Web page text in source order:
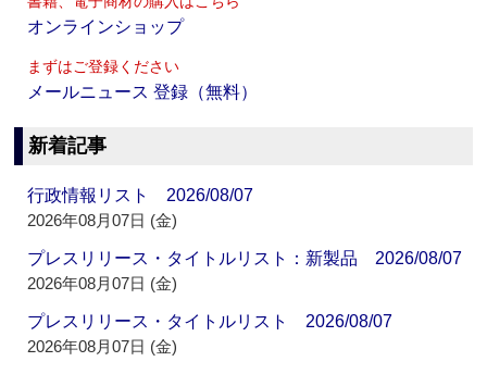
オンラインショップ
まずはご登録ください
メールニュース 登録（無料）
新着記事
行政情報リスト 2026/08/07
2026年08月07日 (金)
プレスリリース・タイトルリスト：新製品 2026/08/07
2026年08月07日 (金)
プレスリリース・タイトルリスト 2026/08/07
2026年08月07日 (金)